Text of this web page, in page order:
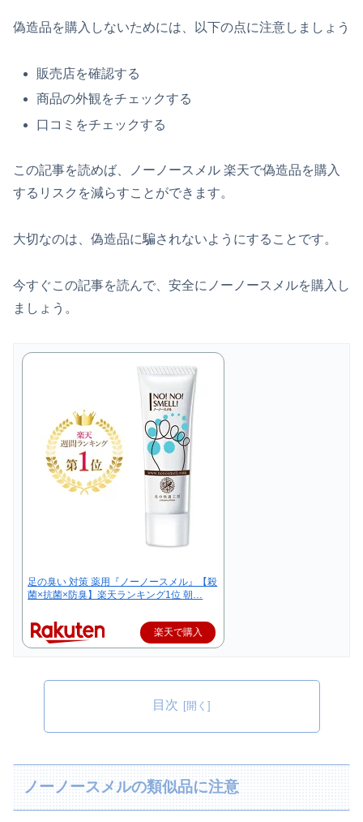
偽造品を購入しないためには、以下の点に注意しましょう
販売店を確認する
商品の外観をチェックする
口コミをチェックする
この記事を読めば、ノーノースメル 楽天で偽造品を購入
するリスクを減らすことができます。
大切なのは、偽造品に騙されないようにすることです。
今すぐこの記事を読んで、安全にノーノースメルを購入し
ましょう。
足の臭い 対策 薬用『ノーノースメル』【殺
菌×抗菌×防臭】楽天ランキング1位 朝…
楽天で購入
目次
ノーノースメルの類似品に注意